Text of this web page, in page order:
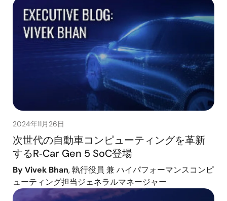
2024年11月26日
次世代の自動車コンピューティングを革新
するR‑Car Gen 5 SoC登場
By Vivek Bhan, 執行役員 兼 ハイパフォーマンスコンピ
ューティング担当ジェネラルマネージャー